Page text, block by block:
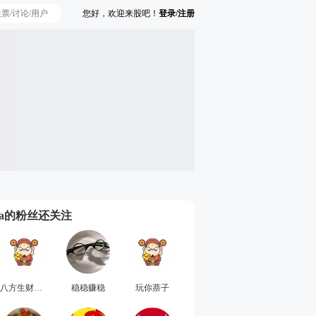
您好，欢迎来股吧！ 登录/注册
的粉丝还关注
八方生财地牛魔 稳稳赚稳 玩你萘子